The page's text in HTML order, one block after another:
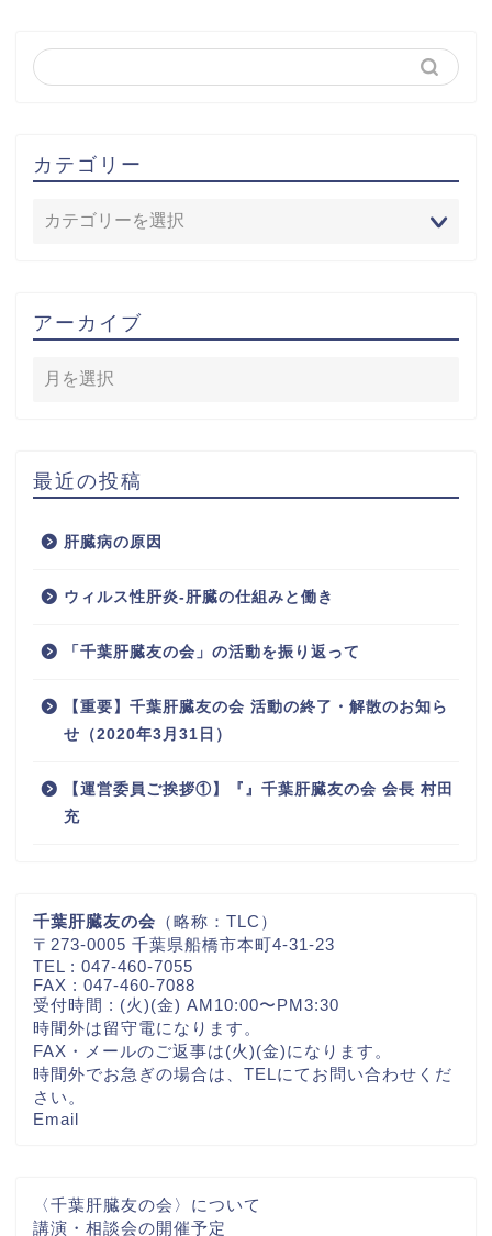
カテゴリー
アーカイブ
最近の投稿
肝臓病の原因
ウィルス性肝炎-肝臓の仕組みと働き
「千葉肝臓友の会」の活動を振り返って
【重要】千葉肝臓友の会 活動の終了・解散のお知ら
せ（2020年3月31日）
【運営委員ご挨拶①】『』千葉肝臓友の会 会長 村田
充
千葉肝臓友の会 （略称：TLC）
〒273-0005 千葉県船橋市本町4-31-23
TEL : 047-460-7055
FAX : 047-460-7088
受付時間 : (火)(金) AM10:00〜PM3:30
時間外は留守電になります。
FAX・メールのご返事は(火)(金)になります。
時間外でお急ぎの場合は、TELにてお問い合わせくだ
さい。
Email
〈千葉肝臓友の会〉について
講演・相談会の開催予定